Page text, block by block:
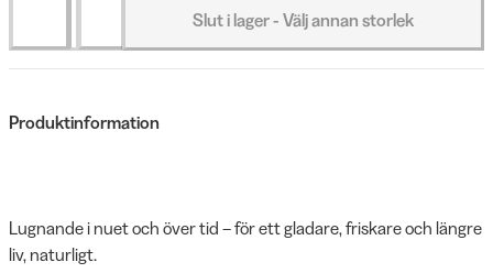
Slut i lager - Välj annan storlek
Produktinformation
Lugnande i nuet och över tid – för ett gladare, friskare och längre
liv, naturligt.